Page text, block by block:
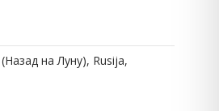
на Луну), Rusija,